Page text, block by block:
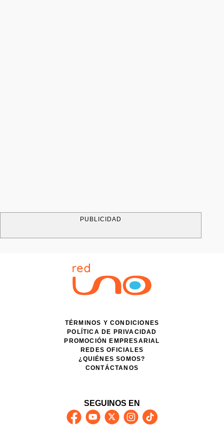
PUBLICIDAD
TÉRMINOS Y CONDICIONES
POLÍTICA DE PRIVACIDAD
PROMOCIÓN EMPRESARIAL
REDES OFICIALES
¿QUIÉNES SOMOS?
CONTÁCTANOS
SEGUINOS EN